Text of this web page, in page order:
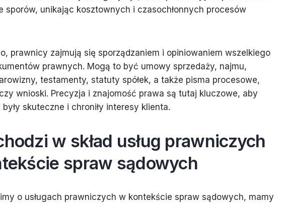
sporów, unikając kosztownych i czasochłonnych procesów
prawnicy zajmują się sporządzaniem i opiniowaniem wszelkiego
prawnych. Mogą to być umowy sprzedaży, najmu,
testamenty, statuty spółek, a także pisma procesowe,
wnioski. Precyzja i znajomość prawa są tutaj kluczowe, aby
skuteczne i chroniły interesy klienta.
w skład usług prawniczych
spraw sądowych
o usługach prawniczych w kontekście spraw sądowych, mamy